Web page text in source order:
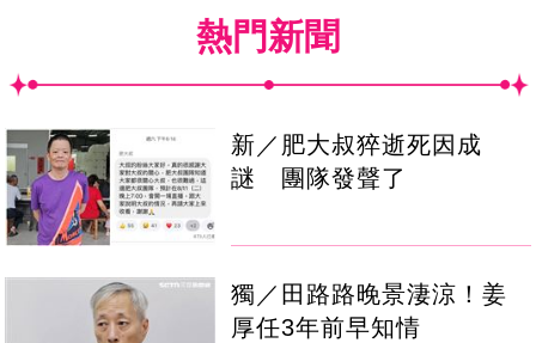
熱門新聞
新／肥大叔猝逝死因成
謎 團隊發聲了
獨／田路路晚景淒涼！姜
厚任3年前早知情